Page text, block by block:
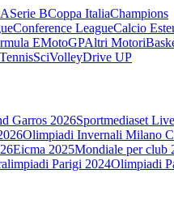
Serie BCoppa ItaliaChampions
Conference LeagueCalcio
EMotoGPAltri Motori
TennisSciVolleyDrive UP
Garros 2026Sportmediaset
Olimpiadi Invernali Milano
Eicma 2025Mondiale per club
Parigi 2024Olimpiadi